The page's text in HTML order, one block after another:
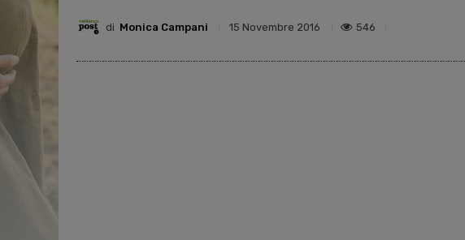
di Monica Campani 15 Novembre 2016 546